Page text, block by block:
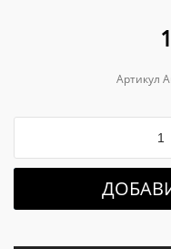
Артикул